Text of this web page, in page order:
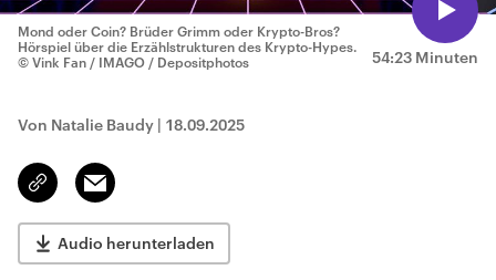
54:23 Minuten
Mond oder Coin? Brüder Grimm oder Krypto-Bros?
Hörspiel über die Erzählstrukturen des Krypto-Hypes.
© Vink Fan / IMAGO / Depositphotos
Von Natalie Baudy | 18.09.2025
Link
kopieren/teilen
Email
Audio herunterladen